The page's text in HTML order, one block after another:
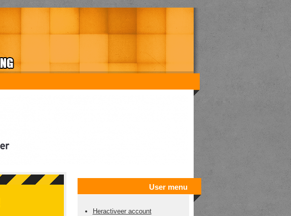
User menu
Heractiveer account